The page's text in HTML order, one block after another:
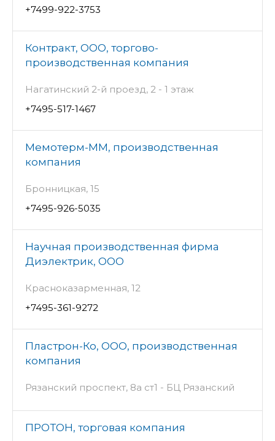
+7499-922-3753
Контракт, ООО, торгово-
производственная компания
Нагатинский 2-й проезд, 2 - 1 этаж
+7495-517-1467
Мемотерм-ММ, производственная
компания
Бронницкая, 15
+7495-926-5035
Научная производственная фирма
Диэлектрик, ООО
Красноказарменная, 12
+7495-361-9272
Пластрон-Ко, ООО, производственная
компания
Рязанский проспект, 8а ст1 - БЦ Рязанский
ПРОТОН, торговая компания